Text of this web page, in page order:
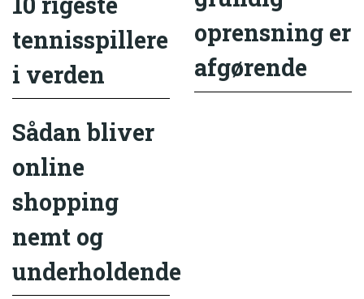
tennisspillere
i verden
oprensning er
afgørende
Sådan bliver
online
shopping
nemt og
underholdende